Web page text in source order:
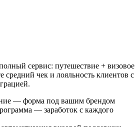
сервис: путешествие + визовое
средний чек и лояльность клиентов с
— форма под вашим брендом
— заработок с каждого